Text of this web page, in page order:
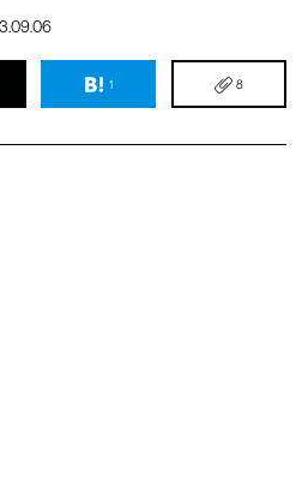
1 8